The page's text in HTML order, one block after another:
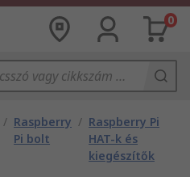
0
/ Raspberry
Pi bolt
/ Raspberry Pi
HAT-k és
kiegészítők